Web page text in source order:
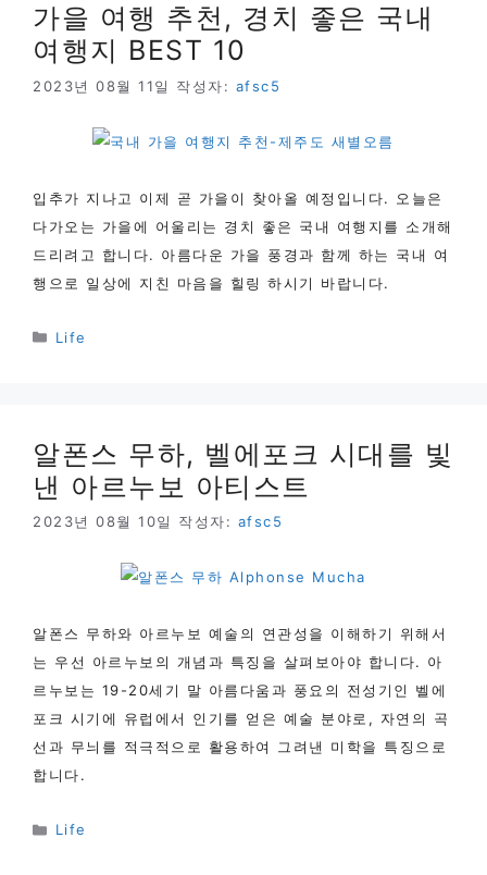
가을 여행 추천, 경치 좋은 국내
여행지 BEST 10
2023년 08월 11일 작성자: afsc5
입추가 지나고 이제 곧 가을이 찾아올 예정입니다. 오늘은
다가오는 가을에 어울리는 경치 좋은 국내 여행지를 소개해
드리려고 합니다. 아름다운 가을 풍경과 함께 하는 국내 여
행으로 일상에 지친 마음을 힐링 하시기 바랍니다.
카
Life
알폰스 무하, 벨에포크 시대를 빛
낸 아르누보 아티스트
2023년 08월 10일 작성자: afsc5
알폰스 무하와 아르누보 예술의 연관성을 이해하기 위해서
는 우선 아르누보의 개념과 특징을 살펴보아야 합니다. 아
르누보는 19-20세기 말 아름다움과 풍요의 전성기인 벨에
포크 시기에 유럽에서 인기를 얻은 예술 분야로, 자연의 곡
선과 무늬를 적극적으로 활용하여 그려낸 미학을 특징으로
합니다.
카
Life